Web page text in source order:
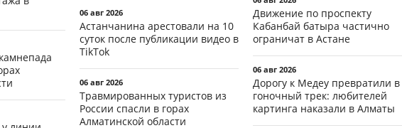
06 авг 2026
Астанчанина арестовали на 10
суток после публикации видео в
TikTok
06 авг 2026
Травмированных туристов из
России спасли в горах
Алматинской области
Движение по проспекту
Кабанбай батыра частично
ограничат в Астане
06 авг 2026
Дорогу к Медеу превратили в
гоночный трек: любителей
картинга наказали в Алматы